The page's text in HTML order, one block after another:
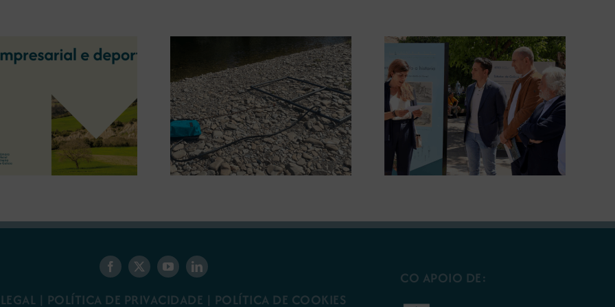
presentan as últimas
innovacións en restauración
ambiental para a minaría
galega
A COMG inaugura en
Ourense a exposición
‘Tesouros da terra’
A COMG leva a Vigo a
exposición ‘Tesouros da terra’
| POLÍTICA DE PRIVACIDADE | POLÍTICA DE COOKIES
CO APOIO DE: